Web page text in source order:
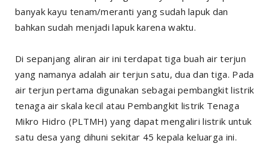
banyak kayu tenam/meranti yang sudah lapuk dan
bahkan sudah menjadi lapuk karena waktu.
Di sepanjang aliran air ini terdapat tiga buah air terjun
yang namanya adalah air terjun satu, dua dan tiga. Pada
air terjun pertama digunakan sebagai pembangkit listrik
tenaga air skala kecil atau Pembangkit listrik Tenaga
Mikro Hidro (PLTMH) yang dapat mengaliri listrik untuk
satu desa yang dihuni sekitar 45 kepala keluarga ini.